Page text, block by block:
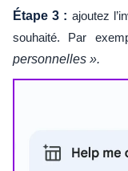
Étape 3 : ajoutez
souhaité. Par
personnelles ».